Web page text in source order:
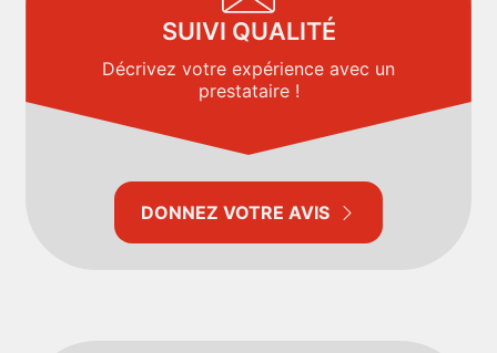
SUIVI QUALITÉ
Décrivez votre expérience avec un
prestataire !
DONNEZ VOTRE AVIS